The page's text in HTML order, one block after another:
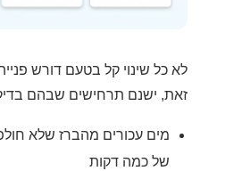
לא כל שינוי קל בטעם דורש
זאת, ישנם תרחישים שבהם
מים עכורים מהברז שלא
של כמה דקות